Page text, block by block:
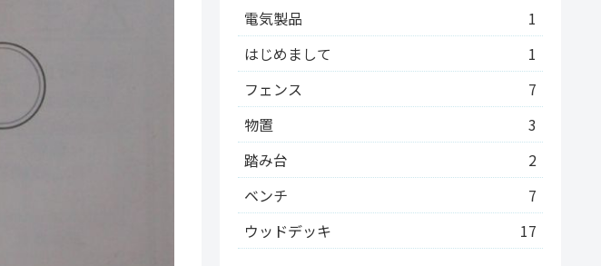
電気製品
1
はじめまして
1
フェンス
7
物置
3
踏み台
2
ベンチ
7
ウッドデッキ
17